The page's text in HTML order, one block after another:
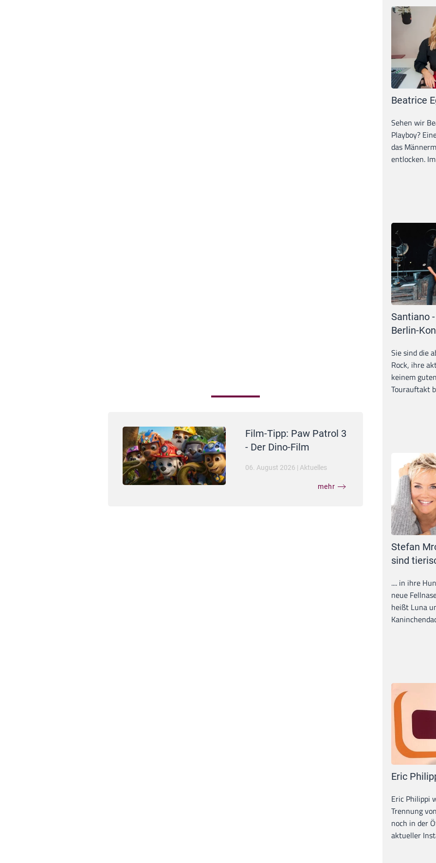
Film-Tipp: Paw Patrol 3
- Der Dino-Film
06. August 2026 | Aktuelles
mehr
Beatrice
Sehen wir
Playboy?
das
entlocken.
Santiano
Berlin-
Sie sind die
Rock, ihre
keinem
Tourauftakt
Stefan
sind
.... in ihre
neue
heißt Luna
Eric
Eric Philippi
Trennung
noch in der
aktueller